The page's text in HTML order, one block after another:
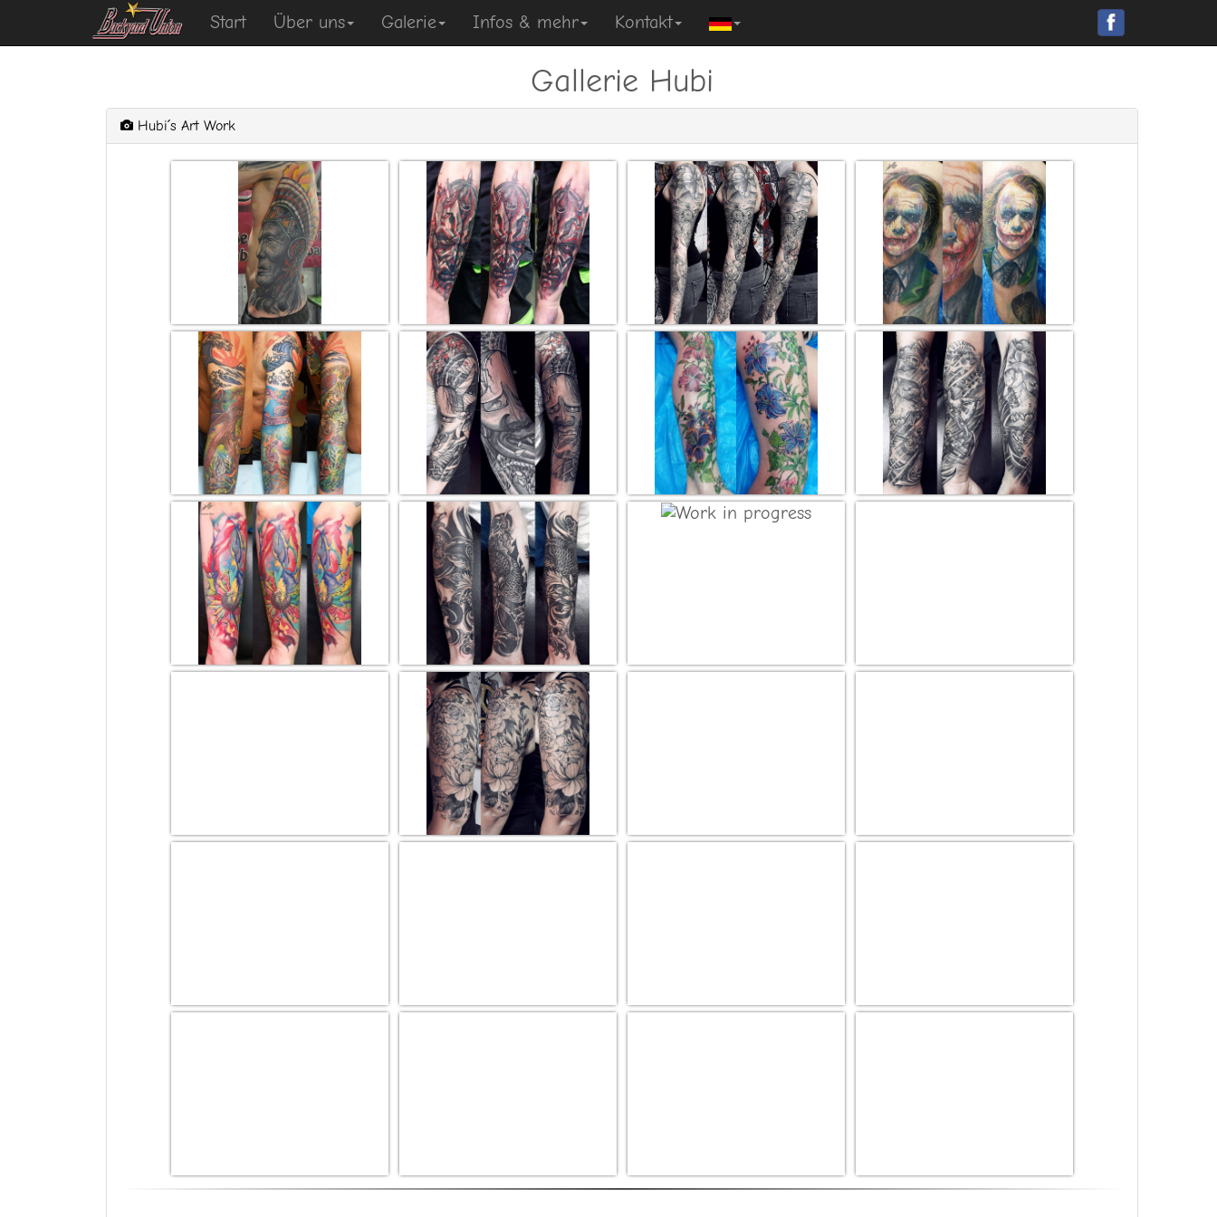
Start Über uns Galerie Infos & mehr Kontakt
Gallerie Hubi
Hubi´s Art Work